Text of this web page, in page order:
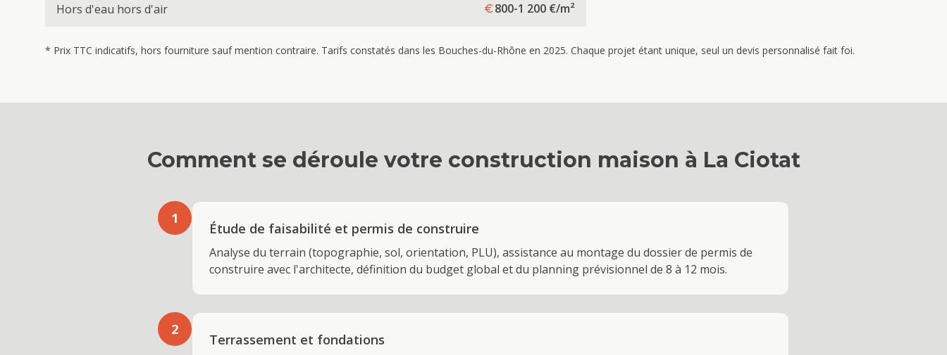
Hors d'eau hors d'air 800-1 200 €/m²
* Prix TTC indicatifs, hors fourniture sauf mention contraire. Tarifs constatés dans les Bouches-du-Rhône en 2025. Chaque projet étant unique, seul un devis personnalisé fait foi.
Comment se déroule votre construction maison à La Ciotat
1
Étude de faisabilité et permis de construire
Analyse du terrain (topographie, sol, orientation, PLU), assistance au montage du dossier de permis de
construire avec l'architecte, définition du budget global et du planning prévisionnel de 8 à 12 mois.
2
Terrassement et fondations